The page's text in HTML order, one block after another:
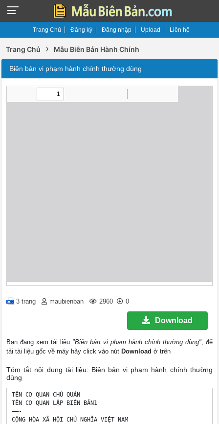
Trang Chủ Đăng ký Đăng nhập Upload Liên hệ
Trang Chủ › Mẫu Biên Bản Hành Chính
Biên bản vi phạm hành chính thường dùng
3 trang maubienban 2960 0
Download
Bạn đang xem tài liệu "Biên bản vi phạm hành chính thường dùng", để
tải tài liệu gốc về máy hãy click vào nút Download ở trên
Tóm tắt nội dung tài liệu: Biên bản vi phạm hành chính thường
dùng
TÊN CƠ QUAN CHỦ QUẢN
TÊN CƠ QUAN LẬP BIÊN BẢN1
——-
CỘNG HÒA XÃ HỘI CHỦ NGHĨA VIỆT NAM